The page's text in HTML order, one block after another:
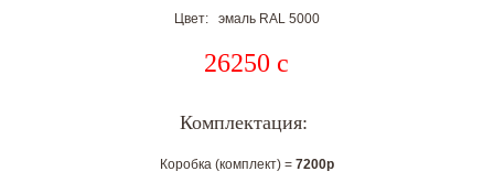
Цвет: эмаль RAL 5000
26250 c
Комплектация:
Коробка (комплект) = 7200р